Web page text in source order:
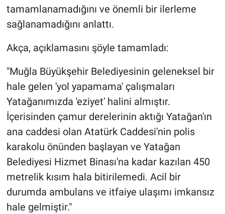
tamamlanamadığını ve önemli bir ilerleme
sağlanamadığını anlattı.
Akça, açıklamasını şöyle tamamladı:
"Muğla Büyükşehir Belediyesinin geleneksel bir
hale gelen 'yol yapamama' çalışmaları
Yatağanımızda 'eziyet' halini almıştır.
İçerisinden çamur derelerinin aktığı Yatağan'ın
ana caddesi olan Atatürk Caddesi'nin polis
karakolu önünden başlayan ve Yatağan
Belediyesi Hizmet Binası'na kadar kazılan 450
metrelik kısım hala bitirilemedi. Acil bir
durumda ambulans ve itfaiye ulaşımı imkansız
hale gelmiştir."